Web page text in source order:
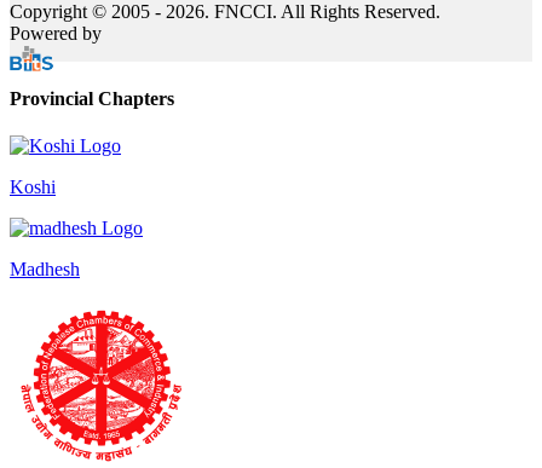
Copyright © 2005 - 2026. FNCCI. All Rights Reserved.
Powered by
Provincial Chapters
Koshi
Madhesh